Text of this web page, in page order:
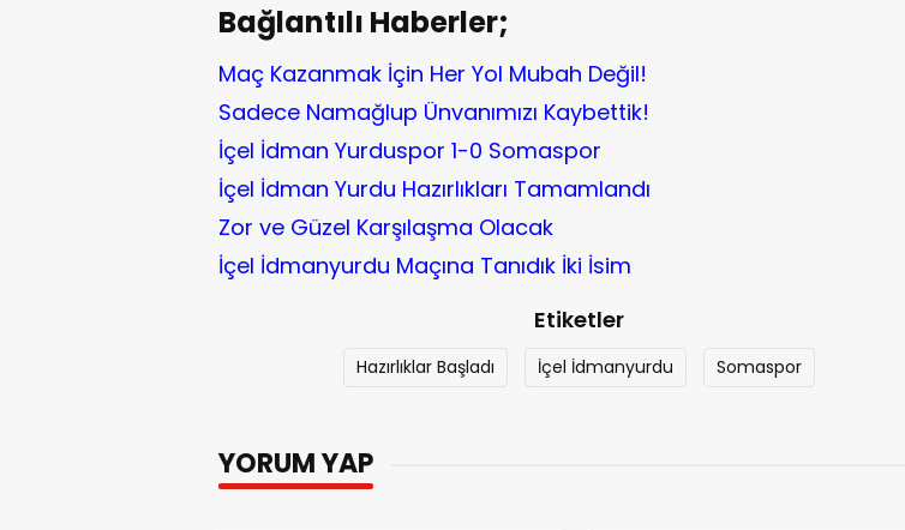
Bağlantılı Haberler;
Maç Kazanmak İçin Her Yol Mubah Değil!
Sadece Namağlup Ünvanımızı Kaybettik!
İçel İdman Yurduspor 1-0 Somaspor
İçel İdman Yurdu Hazırlıkları Tamamlandı
Zor ve Güzel Karşılaşma Olacak
İçel İdmanyurdu Maçına Tanıdık İki İsim
Etiketler
Hazırlıklar Başladı İçel İdmanyurdu Somaspor
YORUM YAP